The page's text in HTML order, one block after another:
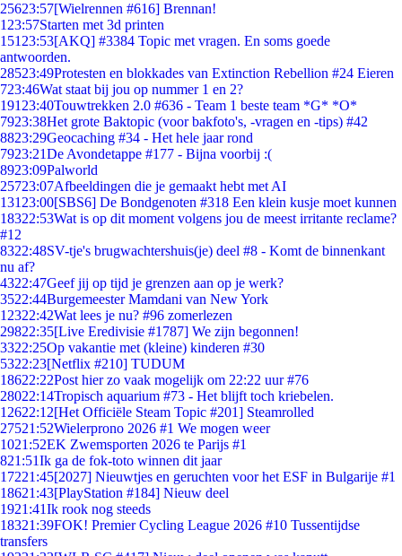
25623:57[Wielrennen #616] Brennan!
1 23:57Starten met 3d printen
151 23:53[AKQ] #3384 Topic met vragen. En soms goede
antwoorden.
28523:49Protesten en blokkades van Extinction Rebellion #24 Eieren
723:46Wat staat bij jou op nummer 1 en 2?
191 23:40Touwtrekken 2.0 #636 - Team 1 beste team *G* *O*
7923:38Het grote Baktopic (voor bakfoto's, -vragen en -tips) #42
8823:29Geocaching #34 - Het hele jaar rond
7923:21De Avondetappe #177 - Bijna voorbij :(
8923:09Palworld
25723:07Afbeeldingen die je gemaakt hebt met AI
131 23:00[SBS6] De Bondgenoten #318 Een klein kusje moet kunnen
18322:53Wat is op dit moment volgens jou de meest irritante reclame?
#12
8322:48SV-tje's brugwachtershuis(je) deel #8 - Komt de binnenkant
nu af?
4322:47Geef jij op tijd je grenzen aan op je werk?
3522:44Burgemeester Mamdani van New York
12322:42Wat lees je nu? #96 zomerlezen
29822:35[Live Eredivisie #1787] We zijn begonnen!
3322:25Op vakantie met (kleine) kinderen #30
5322:23[Netflix #210] TUDUM
18622:22Post hier zo vaak mogelijk om 22:22 uur #76
28022:14Tropisch aquarium #73 - Het blijft toch kriebelen.
12622:12[Het Officiële Steam Topic #201] Steamrolled
27521:52Wielerprono 2026 #1 We mogen weer
1021:52EK Zwemsporten 2026 te Parijs #1
821:51Ik ga de fok-toto winnen dit jaar
17221:45[2027] Nieuwtjes en geruchten voor het ESF in Bulgarije #1
18621:43[PlayStation #184] Nieuw deel
1921:41Ik rook nog steeds
18321:39FOK! Premier Cycling League 2026 #10 Tussentijdse
transfers